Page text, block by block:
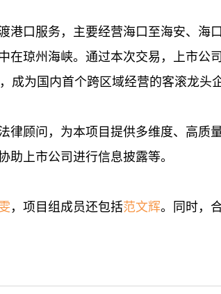
港口服务，主要经营海口至海安、
在琼州海峡。通过本次交易，上市
成为国内首个跨区域经营的客滚龙头
律顾问，为本项目提供多维度、高
助上市公司进行信息披露等。
，项目组成员还包括范文辉。同时，